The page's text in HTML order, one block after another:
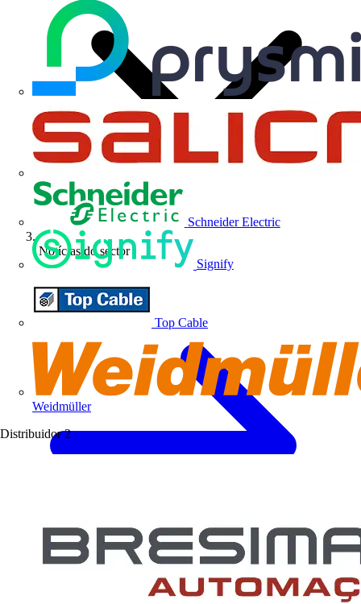
Schneider Electric
Signify
Top Cable
Weidmüller
Distribuidor 2
Notícias do sector